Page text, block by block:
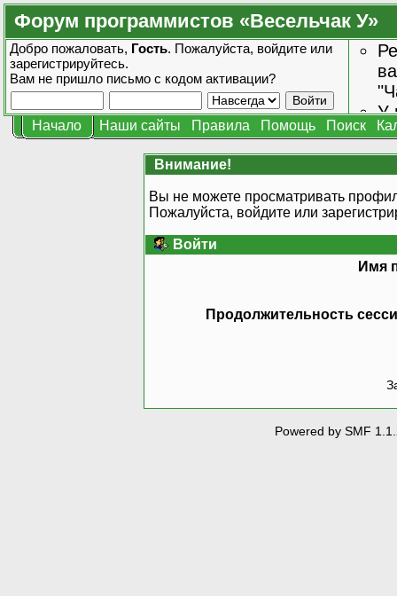
Форум программистов «Весельчак У»
Добро пожаловать, Гость. Пожалуйста, войдите или
зарегистрируйтесь.
Вам не пришло письмо с кодом активации?
У
Начало Наши сайты Правила Помощь Поиск
Внимание!
Вы не можете просматривать
Пожалуйста, войдите или
Войти
Имя
Продолжительность
Powered by SMF